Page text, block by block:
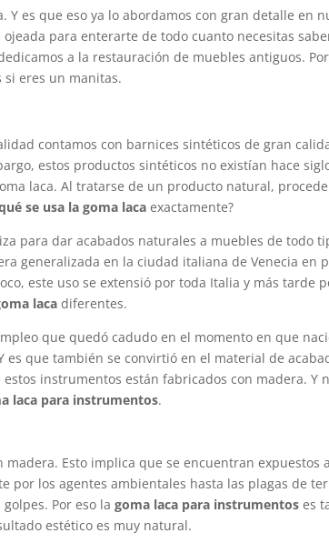
Y es que eso ya lo abordamos con gran detalle en
para enterarte de todo cuanto necesitas
a la restauración de muebles antiguos.
si eres un manitas.
contamos con barnices sintéticos de gran
estos productos sintéticos no existían hace
laca. Al tratarse de un producto natural,
se usa la goma laca exactamente?
para dar acabados naturales a muebles de todo
generalizada en la ciudad italiana de Venecia en
este uso se extensió por toda Italia y más tarde
laca diferentes.
que quedó cadudo en el momento en que
que también se convirtió en el material de
instrumentos están fabricados con madera. Y
laca para instrumentos.
Esto implica que se encuentran
los agentes ambientales hasta las plagas de
golpes. Por eso lagoma laca para instrumentos es
estético es muy natural.